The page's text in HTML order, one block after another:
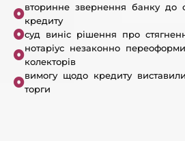
вторинне звернення банку до
кредиту
суд виніс рішення про
нотаріус незаконно
колекторів
вимогу щодо кредиту
торги